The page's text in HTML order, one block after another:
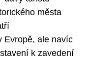
města
Evropě, ale navíc
k zavedení